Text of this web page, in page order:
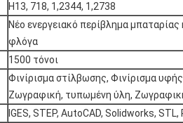
H13, 718, 1,2344, 1,2738
Νέο ενεργειακό περίβλημα
φλόγα
1500 τόνοι
Φινίρισμα στίλβωσης, Φινίρισμα
Ζωγραφική, τυπωμένη ύλη,
IGES, STEP, AutoCAD, Solidworks, STL,